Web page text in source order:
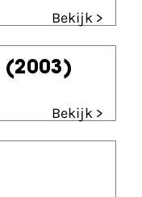
Bekijk >
(2003)
Bekijk >